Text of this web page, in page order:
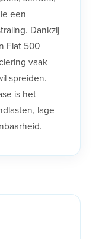
een
Dankzij
Fiat 500
vaak
spreiden.
is het
lage